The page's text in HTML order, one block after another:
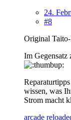
24.
#8
Original
Im Gegensatz
wissen, was
Strom macht
arcade